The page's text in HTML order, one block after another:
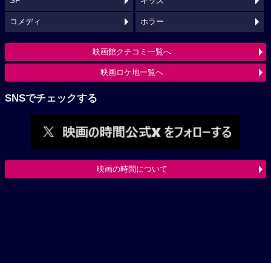
コメディ ホラー
映画館クチコミ一覧へ
映画ロケ地一覧へ
SNSでチェックする
映画の時間について